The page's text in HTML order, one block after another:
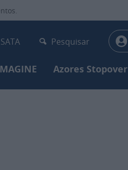
menuPesquisar
Azores Stopover